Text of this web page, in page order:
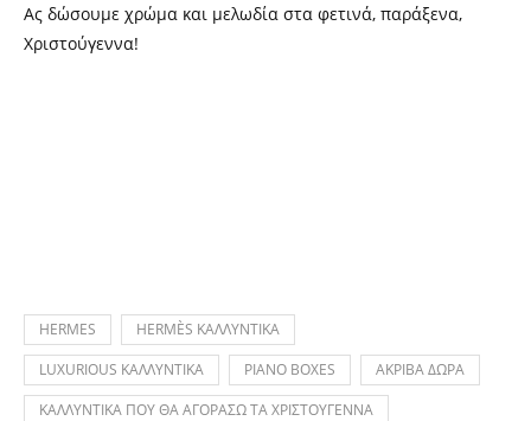
Aς δώσουμε χρώμα και μελωδία στα φετινά, παράξενα,
Χριστούγεννα!
HERMES
HERMÈS ΚΑΛΛΥΝΤΙΚΑ
LUXURIOUS ΚΑΛΛΥΝΤΙΚΑ
PIANO BOXES
ΑΚΡΙΒΑ ΔΩΡΑ
ΚΑΛΛΥΝΤΙΚΑ ΠΟΥ ΘΑ ΑΓΟΡΑΣΩ ΤΑ ΧΡΙΣΤΟΥΓΕΝΝΑ